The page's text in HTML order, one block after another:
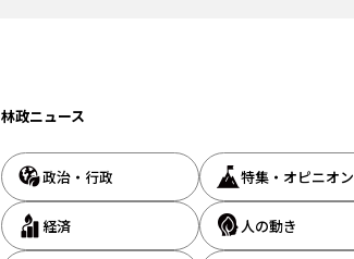
林政ニュース
政治・行政 特集・オピニオン
経済 人の動き